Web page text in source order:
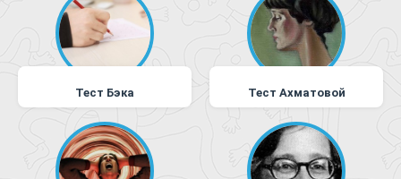
Тест Бэка Тест Ахматовой